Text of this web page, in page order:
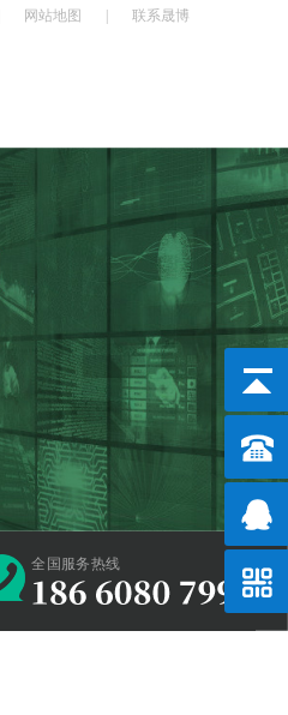
网站地图 联系晟博
高氨氮污水处理 高氨氮污水处理 保险
全国服务热线